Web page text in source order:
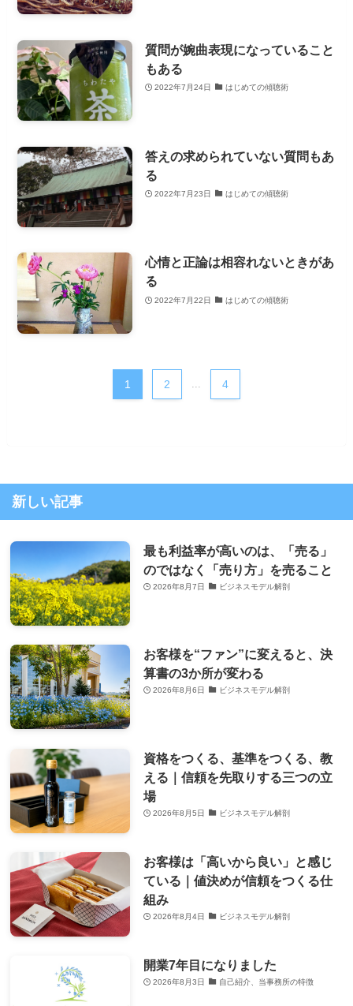
質問が婉曲表現になっていること
もある
2022年7月24日 はじめての傾聴術
答えの求められていない質問もあ
る
2022年7月23日 はじめての傾聴術
心情と正論は相容れないときがあ
る
2022年7月22日 はじめての傾聴術
1 2 ... 4
新しい記事
最も利益率が高いのは、「売る」
のではなく「売り方」を売ること
2026年8月7日 ビジネスモデル解剖
お客様を“ファン”に変えると、決
算書の3か所が変わる
2026年8月6日 ビジネスモデル解剖
資格をつくる、基準をつくる、教
える｜信頼を先取りする三つの立
場
2026年8月5日 ビジネスモデル解剖
お客様は「高いから良い」と感じ
ている｜値決めが信頼をつくる仕
組み
2026年8月4日 ビジネスモデル解剖
開業7年目になりました
2026年8月3日 自己紹介、当事務所の特徴